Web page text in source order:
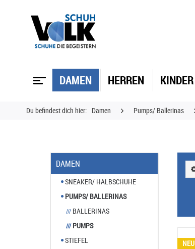
DAMEN HERREN KINDER
Du befindest dich hier: Damen Pumps/ Ballerinas
DAMEN
SNEAKER/ HALBSCHUHE
PUMPS/ BALLERINAS
/// BALLERINAS
///PUMPS
STIEFEL
NEU